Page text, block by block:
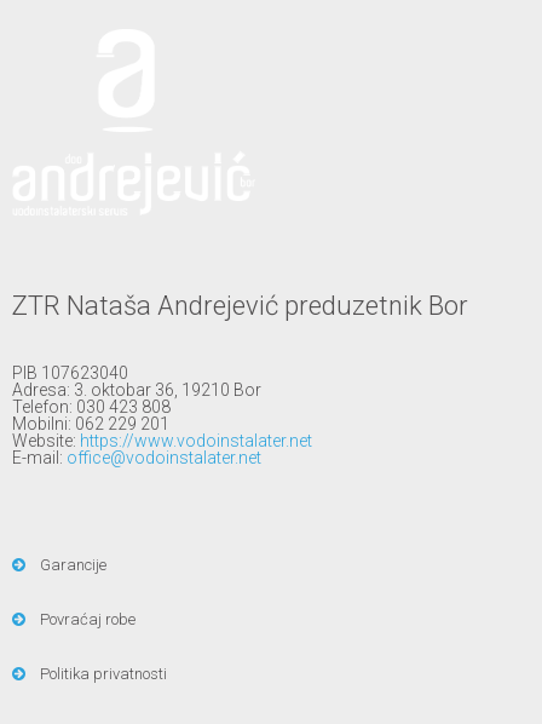
ZTR Nataša Andrejević preduzetnik Bor
PIB 107623040
Adresa: 3. oktobar 36, 19210 Bor
Telefon: 030 423 808
Mobilni: 062 229 201
Website: https://www.vodoinstalater.net
E-mail: office@vodoinstalater.net
Garancije
Povraćaj robe
Politika privatnosti